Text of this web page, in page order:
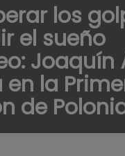
los
el sueño
Joaquín
la
de